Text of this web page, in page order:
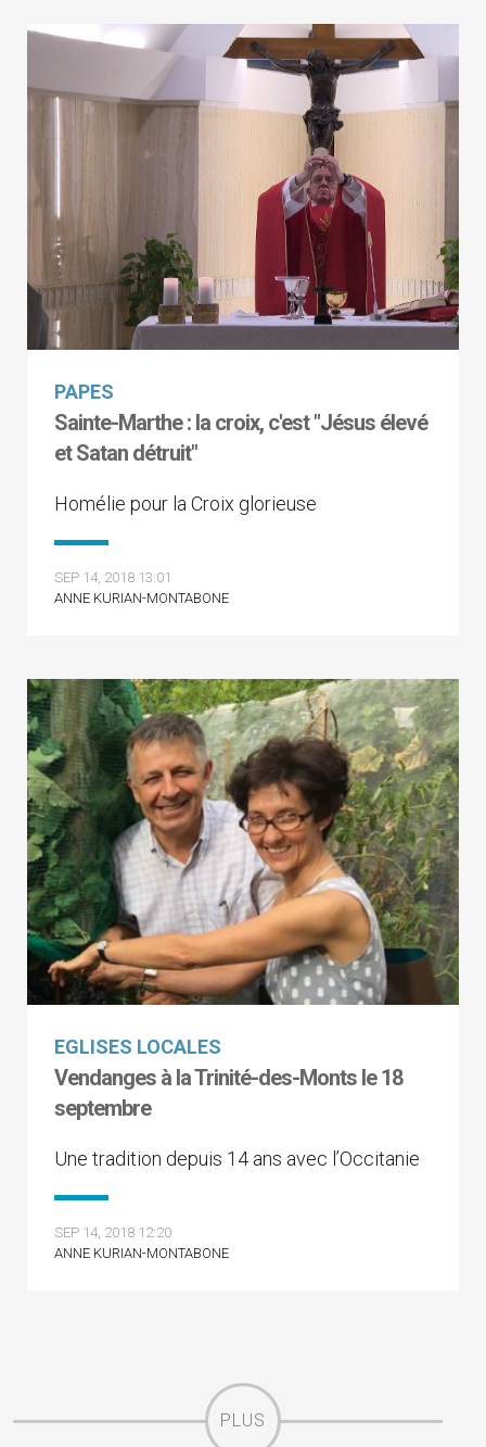
PAPES
Sainte-Marthe : la croix, c'est "Jésus élevé
et Satan détruit"
Homélie pour la Croix glorieuse
SEP 14, 2018 13:01
ANNE KURIAN-MONTABONE
EGLISES LOCALES
Vendanges à la Trinité-des-Monts le 18
septembre
Une tradition depuis 14 ans avec l’Occitanie
SEP 14, 2018 12:20
ANNE KURIAN-MONTABONE
PLUS